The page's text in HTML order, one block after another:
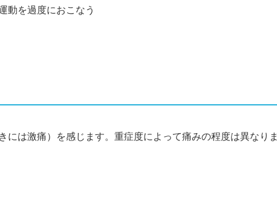
動を過度におこなう
には激痛）を感じます。重症度によって痛みの程度は異なりま